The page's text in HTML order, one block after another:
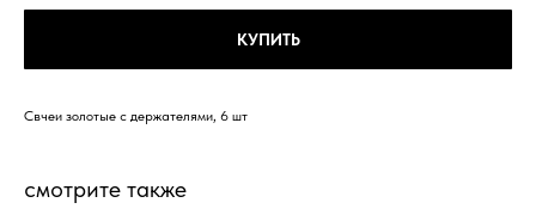
КУПИТЬ
Свчеи золотые с держателями, 6 шт
смотрите также